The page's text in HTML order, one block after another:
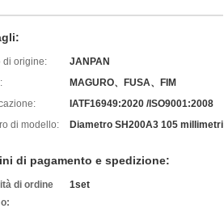
di origine:
JANPAN
MAGURO、FUSA、FIM
IATF16949:2020 /ISO9001:2008
di modello:
Diametro SH200A3 105 millimetri
di pagamento e spedizione:
di ordine
1set